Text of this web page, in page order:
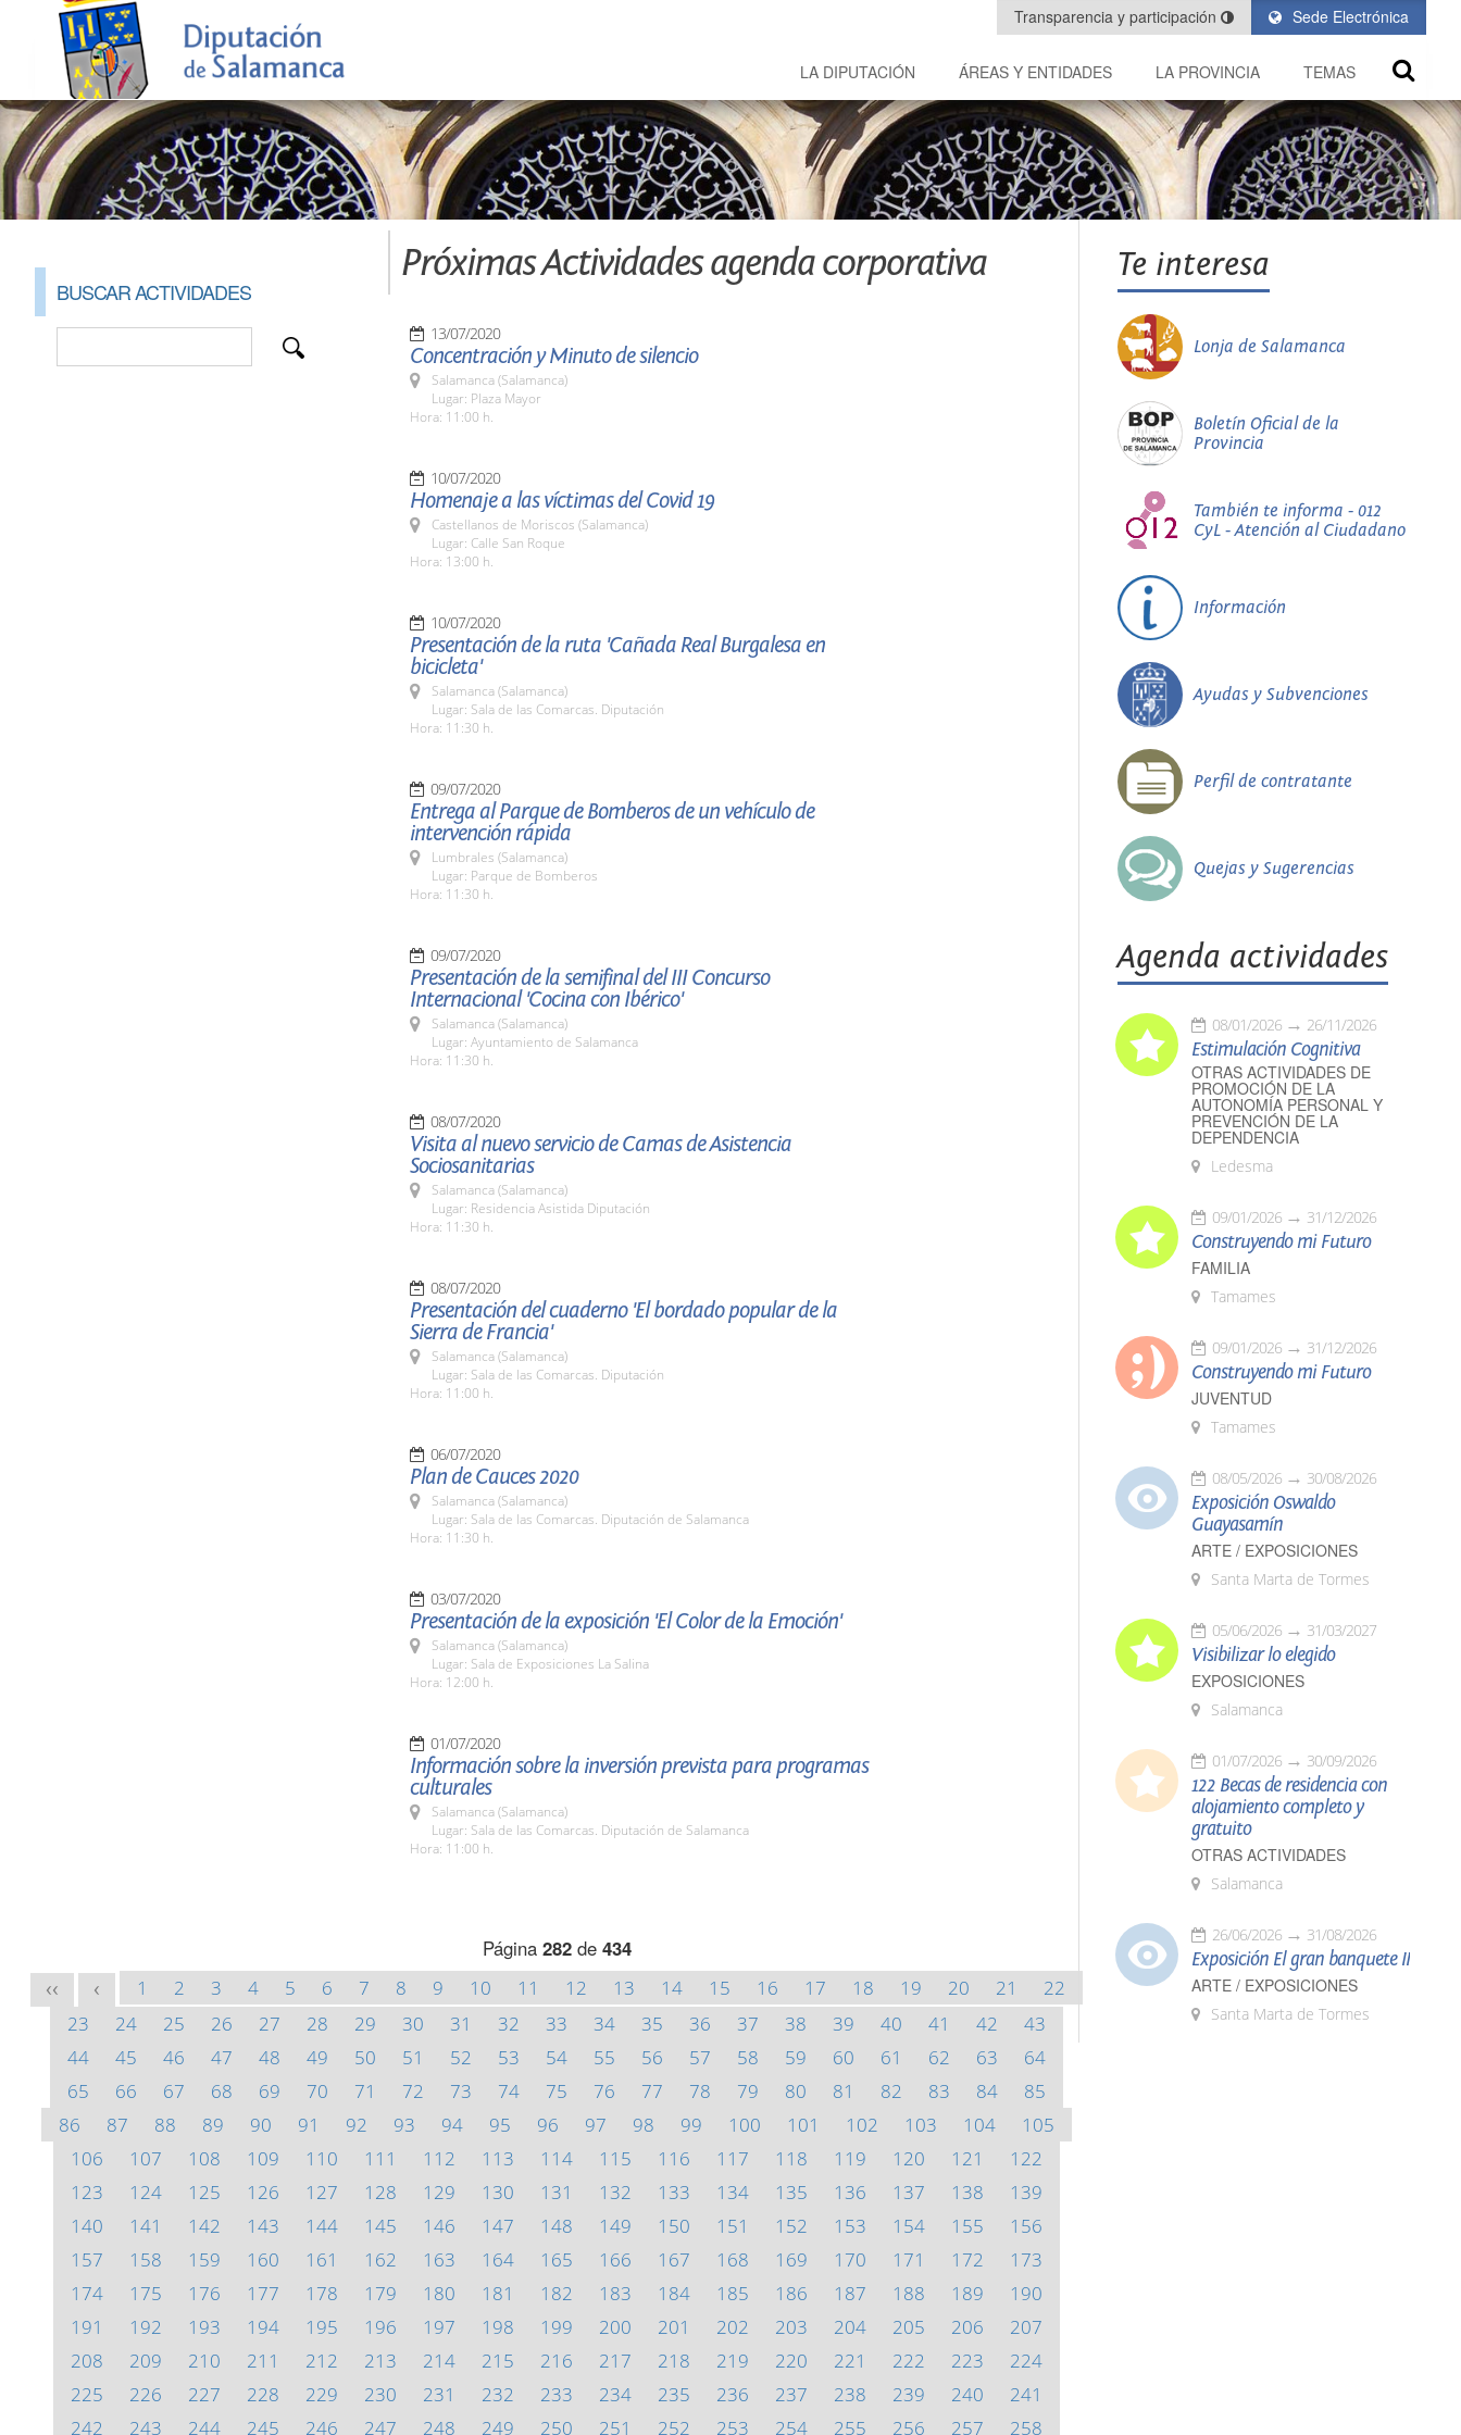
Sede Electrónica
Transparencia y participación
LA DIPUTACIÓN ÁREAS Y ENTIDADES LA PROVINCIA TEMAS
BUSCAR ACTIVIDADES
Próximas Actividades agenda corporativa
13/07/2020
Concentración y Minuto de silencio
Salamanca (Salamanca)
Lugar: Plaza Mayor
Hora: 11:00 h.
10/07/2020
Homenaje a las víctimas del Covid 19
Castellanos de Moriscos (Salamanca)
Lugar: Calle San Roque
Hora: 13:00 h.
10/07/2020
Presentación de la ruta 'Cañada Real Burgalesa en
bicicleta'
Salamanca (Salamanca)
Lugar: Sala de las Comarcas. Diputación
Hora: 11:30 h.
09/07/2020
Entrega al Parque de Bomberos de un vehículo de
intervención rápida
Lumbrales (Salamanca)
Lugar: Parque de Bomberos
Hora: 11:30 h.
09/07/2020
Presentación de la semifinal del III Concurso
Internacional 'Cocina con Ibérico'
Salamanca (Salamanca)
Lugar: Ayuntamiento de Salamanca
Hora: 11:30 h.
08/07/2020
Visita al nuevo servicio de Camas de Asistencia
Sociosanitarias
Salamanca (Salamanca)
Lugar: Residencia Asistida Diputación
Hora: 11:30 h.
08/07/2020
Presentación del cuaderno 'El bordado popular de la
Sierra de Francia'
Salamanca (Salamanca)
Lugar: Sala de las Comarcas. Diputación
Hora: 11:00 h.
06/07/2020
Plan de Cauces 2020
Salamanca (Salamanca)
Lugar: Sala de las Comarcas. Diputación de Salamanca
Hora: 11:30 h.
03/07/2020
Presentación de la exposición 'El Color de la Emoción'
Salamanca (Salamanca)
Lugar: Sala de Exposiciones La Salina
Hora: 12:00 h.
01/07/2020
Información sobre la inversión prevista para programas
culturales
Salamanca (Salamanca)
Lugar: Sala de las Comarcas. Diputación de Salamanca
Hora: 11:00 h.
Página 282de 434
<< < 1 2 3 4 5 6 7 8 9 10 11 12 13 14 15 16 17 18 19 20 21
22
23
24 25 26 27 28 29 30 31 32 33 34 35 36 37 38 39 40 41 42
43
44
45 46 47 48 49 50 51 52 53 54 55 56 57 58 59 60 61 62 63
64
65
66 67 68 69 70 71 72 73 74 75 76 77 78 79 80 81 82 83 84
85
86
87 88 89 90 91 92 93 94 95 96 97 98 99 100 101 102 103 104
105
106
107 108 109 110 111 112 113 114 115 116 117 118 119 120 121
122
123
124 125 126 127 128 129 130 131 132 133 134 135 136 137 138
139
140
141 142 143 144 145 146 147 148 149 150 151 152 153 154 155
156
157
158 159 160 161 162 163 164 165 166 167 168 169 170 171 172
173
174
175 176 177 178 179 180 181 182 183 184 185 186 187 188 189
190
191
192 193 194 195 196 197 198 199 200 201 202 203 204 205 206
207
208
209 210 211 212 213 214 215 216 217 218 219 220 221 222 223
224
225
226 227 228 229 230 231 232 233 234 235 236 237 238 239 240
241
242
243 244 245 246 247 248 249 250 251 252 253 254 255 256 257 258
Te interesa
Lonja de Salamanca
Boletín Oficial de la
Provincia
También te informa - 012
CyL - Atención al Ciudadano
Información
Ayudas y Subvenciones
Perfil de contratante
Quejas y Sugerencias
Agenda actividades
08/01/2026 26/11/2026
Estimulación Cognitiva
OTRAS ACTIVIDADES DE
PROMOCIÓN DE LA
AUTONOMÍA PERSONAL Y
PREVENCIÓN DE LA
DEPENDENCIA
Ledesma
09/01/2026 31/12/2026
Construyendo mi Futuro
FAMILIA
Tamames
09/01/2026 31/12/2026
Construyendo mi Futuro
JUVENTUD
Tamames
08/05/2026 30/08/2026
Exposición Oswaldo
Guayasamín
ARTE / EXPOSICIONES
Santa Marta de Tormes
05/06/2026 31/03/2027
Visibilizar lo elegido
EXPOSICIONES
Salamanca
01/07/2026 30/09/2026
122 Becas de residencia con
alojamiento completo y
gratuito
OTRAS ACTIVIDADES
Salamanca
26/06/2026 31/08/2026
Exposición El gran banquete II
ARTE / EXPOSICIONES
Santa Marta de Tormes